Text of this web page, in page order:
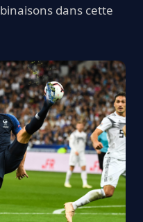
dans cette